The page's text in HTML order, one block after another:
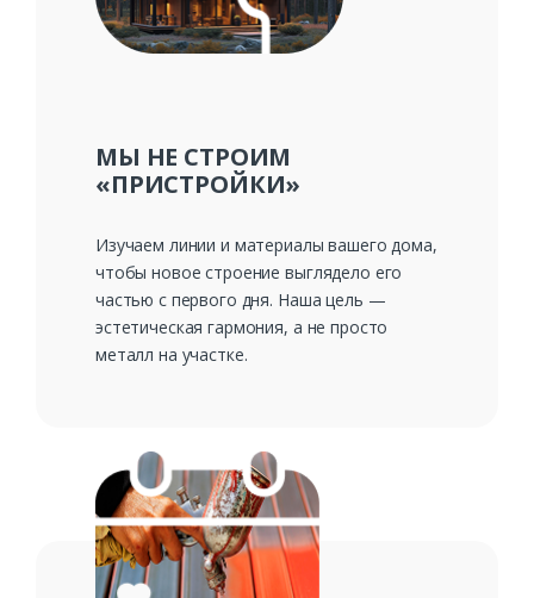
МЫ НЕ СТРОИМ
«ПРИСТРОЙКИ»
Изучаем линии и материалы вашего дома,
чтобы новое строение выглядело его
частью с первого дня. Наша цель —
эстетическая гармония, а не просто
металл на участке.